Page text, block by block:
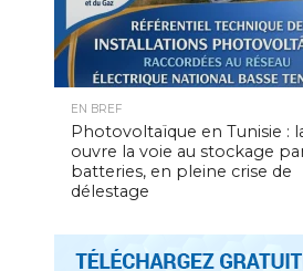
EN BREF
Photovoltaïque en Tunisie :
ouvre la voie au stockage
batteries, en pleine crise de
délestage